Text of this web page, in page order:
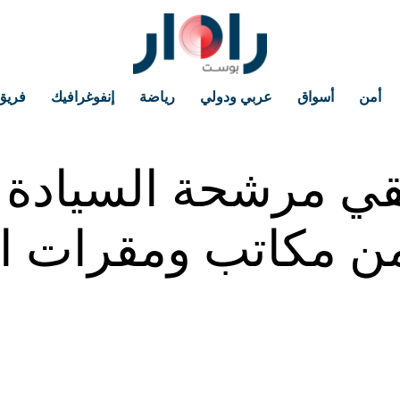
أمن أسواق عربي ودولي رياضة إنفوغرافيك
مرشحة السيادة
مكاتب ومقرات